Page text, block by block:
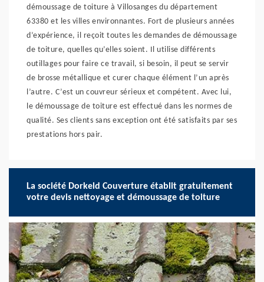
démoussage de toiture à Villosanges du département
63380 et les villes environnantes. Fort de plusieurs années
d’expérience, il reçoit toutes les demandes de démoussage
de toiture, quelles qu’elles soient. Il utilise différents
outillages pour faire ce travail, si besoin, il peut se servir
de brosse métallique et curer chaque élément l’un après
l’autre. C’est un couvreur sérieux et compétent. Avec lui,
le démoussage de toiture est effectué dans les normes de
qualité. Ses clients sans exception ont été satisfaits par ses
prestations hors pair.
La société Dorkeld Couverture établit gratuitement
votre devis nettoyage et démoussage de toiture